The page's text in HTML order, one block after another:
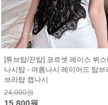
[튜브탑/끈탑] 코르셋 레이스 뷔스
나시탑 - 여름나시 레이어드 탑브
브라탑 캡나시
24,000원